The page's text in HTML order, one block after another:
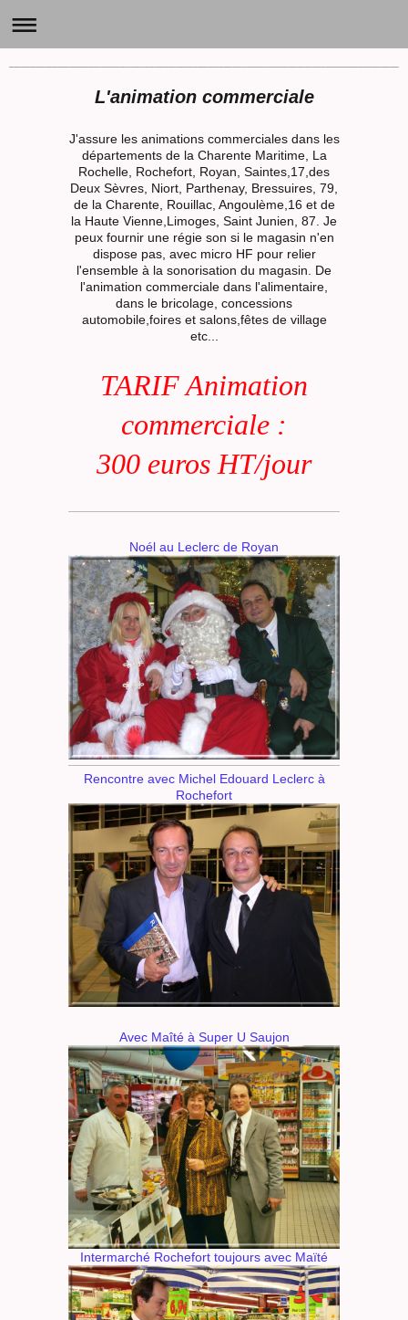
L'animation commerciale
J'assure les animations commerciales dans les
départements de la Charente Maritime, La
Rochelle, Rochefort, Royan, Saintes,17,des
Deux Sèvres, Niort, Parthenay, Bressuires, 79,
de la Charente, Rouillac, Angoulème,16 et de
la Haute Vienne,Limoges, Saint Junien, 87. Je
peux fournir une régie son si le magasin n'en
dispose pas, avec micro HF pour relier
l'ensemble à la sonorisation du magasin. De
l'animation commerciale dans l'alimentaire,
dans le bricolage, concessions
automobile,foires et salons,fêtes de village
etc...
TARIF Animation
commerciale :
300 euros HT/jour
Noél au Leclerc de Royan
Rencontre avec Michel Edouard Leclerc à
Rochefort
Avec Maîté à Super U Saujon
Intermarché Rochefort toujours avec Maïté